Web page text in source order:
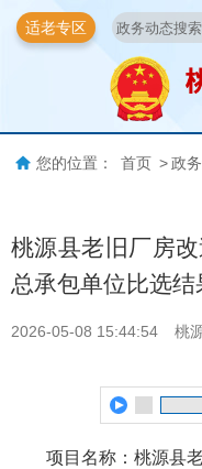
适老专区
您的位置： 首页 > 政
桃源县老旧厂房
总承包单位比选结
2026-05-08 15:44:54 桃
项目名称：桃源县